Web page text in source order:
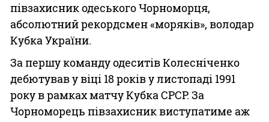
півзахисник одеського Чорноморця,
абсолютний рекордсмен «моряків», володар
Кубка України.
За першу команду одеситів Колесніченко
дебютував у віці 18 років у листопаді 1991
року в рамках матчу Кубка СРСР. За
Чорноморець півзахисник виступатиме аж